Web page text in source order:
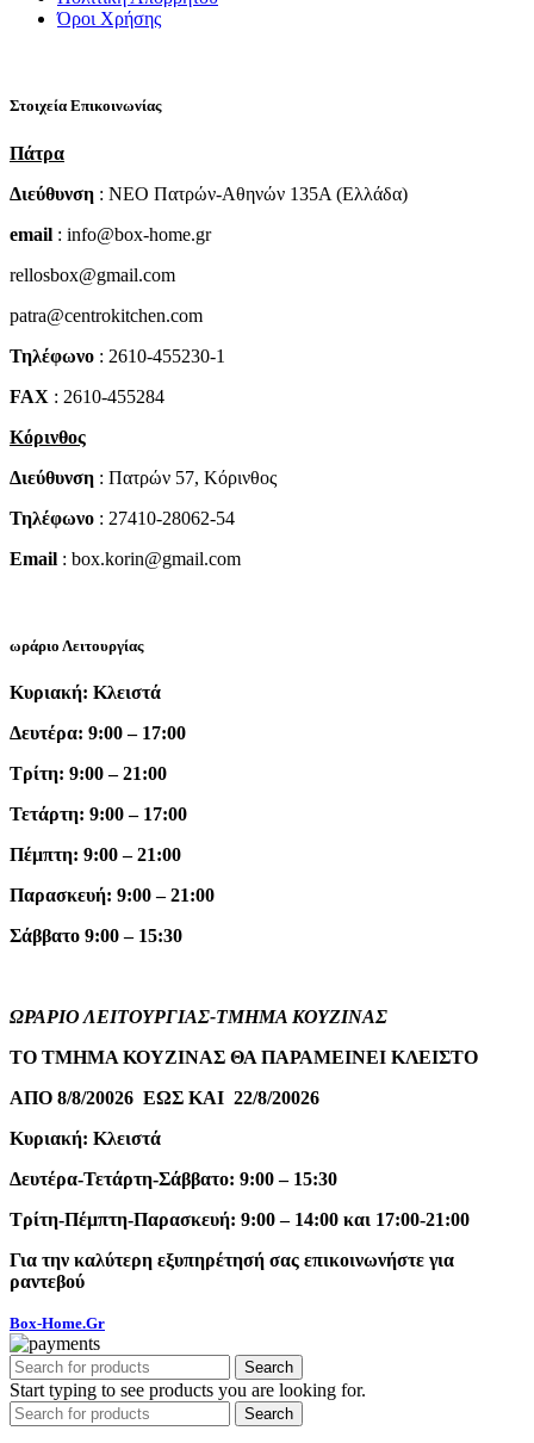
Όροι Χρήσης
Στοιχεία Επικοινωνίας
Πάτρα
Διεύθυνση : NEO Πατρών-Αθηνών 135Α (Ελλάδα)
email : info@box-home.gr
rellosbox@gmail.com
patra@centrokitchen.com
Τηλέφωνο : 2610-455230-1
FAX : 2610-455284
Κόρινθος
Διεύθυνση : Πατρών 57, Κόρινθος
Τηλέφωνο : 27410-28062-54
Email : box.korin@gmail.com
ωράριο Λειτουργίας
Κυριακή: Κλειστά
Δευτέρα: 9:00 – 17:00
Τρίτη: 9:00 – 21:00
Τετάρτη: 9:00 – 17:00
Πέμπτη: 9:00 – 21:00
Παρασκευή: 9:00 – 21:00
Σάββατο 9:00 – 15:30
ΩΡΑΡΙΟ ΛΕΙΤΟΥΡΓΙΑΣ-ΤΜΗΜΑ ΚΟΥΖΙΝΑΣ
ΤΟ ΤΜΗΜΑ ΚΟΥΖΙΝΑΣ ΘΑ ΠΑΡΑΜΕΙΝΕΙ ΚΛΕΙΣΤΟ
ΑΠΟ 8/8/20026 ΕΩΣ ΚΑΙ 22/8/20026
Κυριακή: Κλειστά
Δευτέρα-Τετάρτη-Σάββατο: 9:00 – 15:30
Τρίτη-Πέμπτη-Παρασκευή: 9:00 – 14:00 και 17:00-21:00
Για την καλύτερη εξυπηρέτησή σας επικοινωνήστε για
ραντεβού
Box-Home.Gr
Search
Start typing to see products you are looking for.
Search